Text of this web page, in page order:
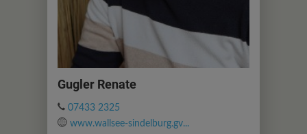
Gugler Renate
07433 2325
www.wallsee-sindelburg.gv...